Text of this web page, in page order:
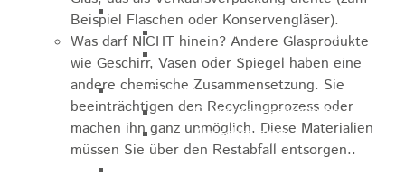
Marathon
Streckenbeschreibung
Ausschreibung Marathon
Enduro
Streckenbeschreibung
Ausschreibung
Beispiel Flaschen oder Konservengläser).
Was darf NICHT hinein? Andere Glasprodukte
wie Geschirr, Vasen oder Spiegel haben eine
andere chemische Zusammensetzung. Sie
beeinträchtigen den Recyclingprozess oder
machen ihn ganz unmöglich. Diese Materialien
müssen Sie über den Restabfall entsorgen..